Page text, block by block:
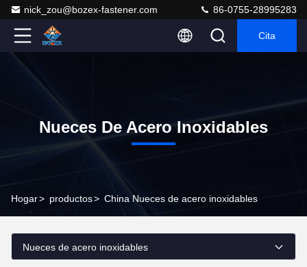
nick_zou@bozex-fastener.com 86-0755-28995283
Cita
Nueces De Acero Inoxidables
Hogar> productos> China Nueces de acero inoxidables
Nueces de acero inoxidables